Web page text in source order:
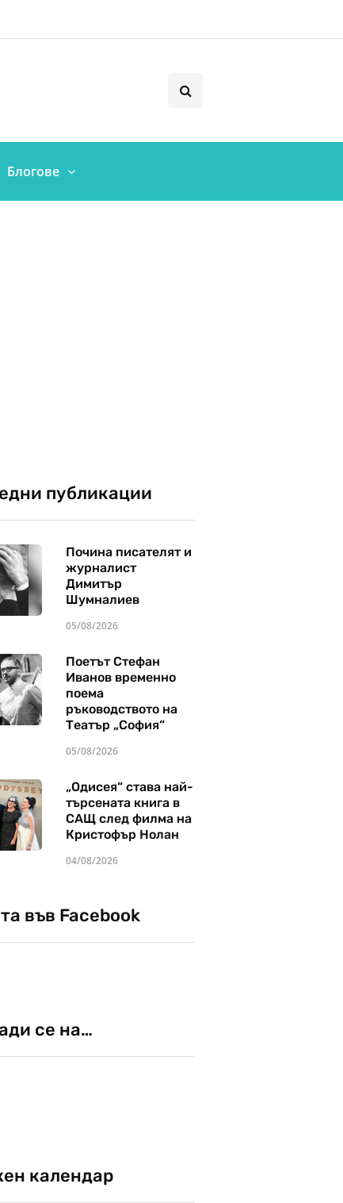
Блогове
публикации
Почина писателят и
журналист
Димитър
Шумналиев
05/08/2026
Поетът Стефан
Иванов временно
поема
ръководството на
Театър „София“
05/08/2026
„Одисея“ става най-
търсената книга в
САЩ след филма на
Кристофър Нолан
04/08/2026
във Facebook
се на…
календар